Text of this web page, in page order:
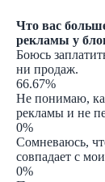
Что вас
рекламы у
Боюсь
ни продаж.
66.67%
Не понимаю,
рекламы и не
0%
Сомневаюсь,
совпадает с
0%